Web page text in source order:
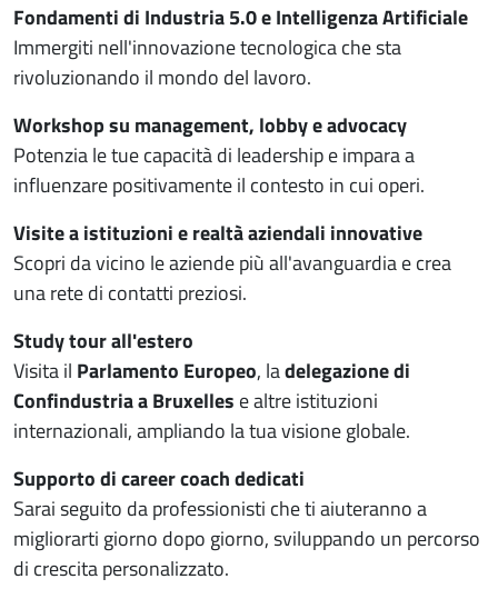
Fondamenti di Industria 5.0 e Intelligenza Artificiale
Immergiti nell'innovazione tecnologica che sta
rivoluzionando il mondo del lavoro.
Workshop su management, lobby e advocacy
Potenzia le tue capacità di leadership e impara a
influenzare positivamente il contesto in cui operi.
Visite a istituzioni e realtà aziendali innovative
Scopri da vicino le aziende più all'avanguardia e crea
una rete di contatti preziosi.
Study tour all'estero
Visita il Parlamento Europeo, ladelegazione di
Confindustria a Bruxelles e altre istituzioni
internazionali, ampliando la tua visione globale.
Supporto di career coach dedicati
Sarai seguito da professionisti che ti aiuteranno a
migliorarti giorno dopo giorno, sviluppando un percorso
di crescita personalizzato.